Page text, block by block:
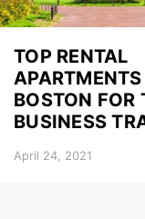
TOP RENTAL
BOSTON FOR
BUSINESS
April 24, 2021